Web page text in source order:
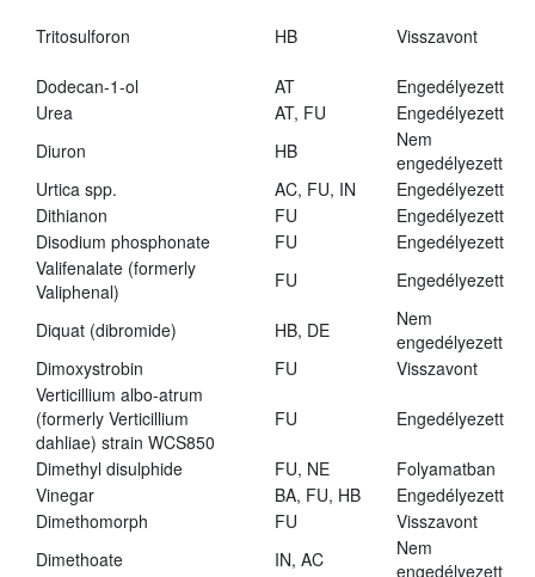
Tritosulforon HB Visszavont
Dodecan-1-ol AT
Engedélyezett
Urea
AT, FU
Engedélyezett
Diuron
HB
Nem
engedélyezett
Urtica spp.
AC, FU, IN
Engedélyezett
Dithianon
FU
Engedélyezett
Disodium phosphonate
FU
Engedélyezett
Valifenalate (formerly
Valiphenal)
FU Engedélyezett
Diquat (dibromide) HB, DE
Nem
engedélyezett
Dimoxystrobin
FU
Visszavont
Verticillium albo-atrum
(formerly Verticillium
dahliae) strain WCS850
FU Engedélyezett
Dimethyl disulphide FU, NE
Folyamatban
Vinegar
BA, FU, HB
Engedélyezett
Dimethomorph
FU
Visszavont
Dimethoate
IN, AC
Nem
engedélyezett